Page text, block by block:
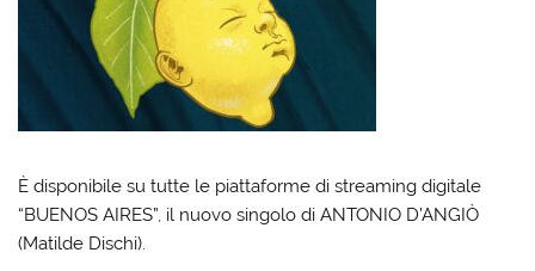
È disponibile su tutte le piattaforme di streaming digitale
“BUENOS AIRES”, il nuovo singolo di ANTONIO D’ANGIÒ
(Matilde Dischi).